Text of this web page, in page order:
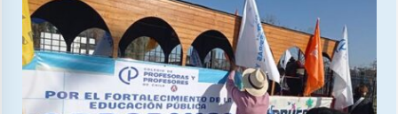
13/07/2026
Escuela hospitalaria El Carmen de Maipu.
25/06/2026